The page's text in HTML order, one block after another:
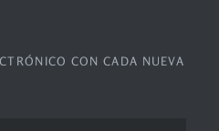
CON CADA NUEVA